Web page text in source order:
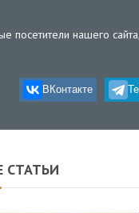
посетители нашего
ВКонтакте
СТАТЬИ